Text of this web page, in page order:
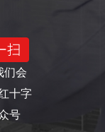
们会
十字
号